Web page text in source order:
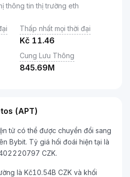
thông tin thị trường eth
Thấp nhất mọi thời đại
Kč 11.46
Cung Lưu Thông
845.69M
(APT)
tử có thể được chuyển đổi sang
Bybit. Tỷ giá hối đoái hiện tại là
CZK.
là Kč10.54B CZK và khối